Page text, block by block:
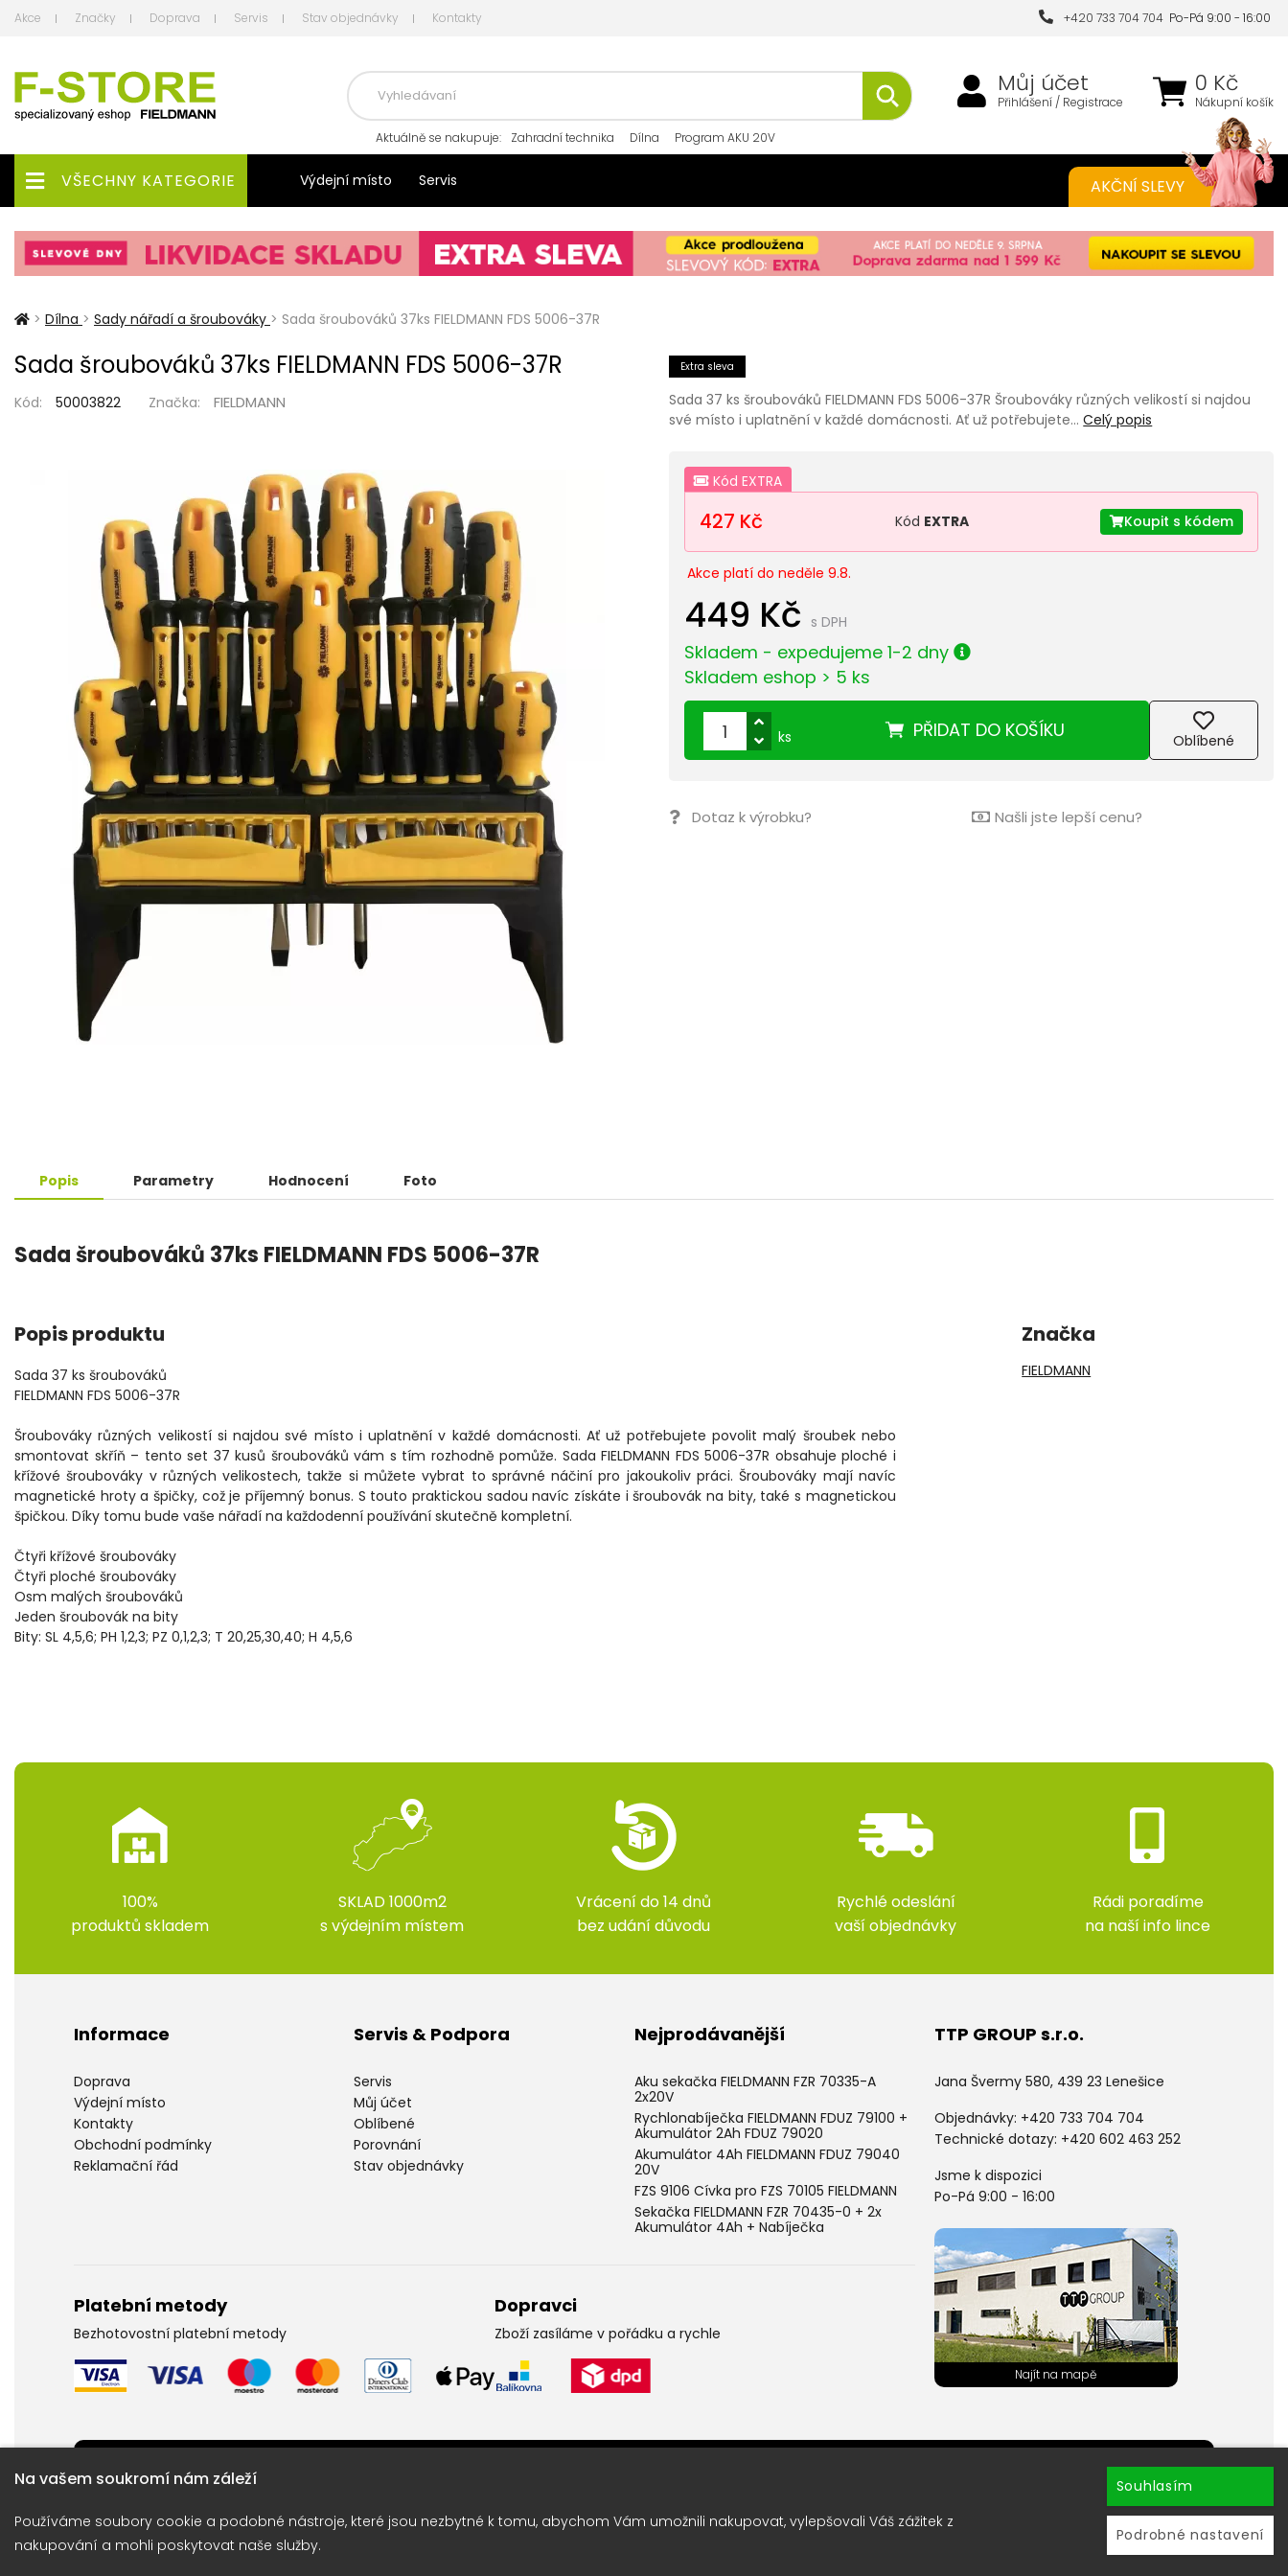
Akce Značky Doprava Servis Stav objednávky Kontakty +420 733 704 704 Po-Pá 9:00 - 16:00
0 Kč
Nákupní košík
Můj účet
Přihlášení / Registrace
Aktuálně se nakupuje: Zahradní technika Dílna Program AKU 20V
VŠECHNY KATEGORIE Výdejní místo Servis AKČNÍ SLEVY
> Dílna > Sady nářadí a šroubováky > Sada šroubováků 37ks FIELDMANN FDS 5006-37R
Sada šroubováků 37ks FIELDMANN FDS 5006-37R
Kód: 50003822 Značka: FIELDMANN
Extra sleva
Sada 37 ks šroubováků FIELDMANN FDS 5006-37R Šroubováky různých velikostí si najdou
své místo i uplatnění v každé domácnosti. Ať už potřebujete…Celý popis
Kód EXTRA
427 Kč Kód EXTRA Koupit s kódem
Akce platí do neděle 9.8.
449 Kč s DPH
Skladem - expedujeme 1-2 dny
Skladem eshop > 5 ks
PŘIDAT DO KOŠÍKU
ks Oblíbené
Dotaz k výrobku? Našli jste lepší cenu?
Popis Parametry Hodnocení Foto
Sada šroubováků 37ks FIELDMANN FDS 5006-37R
Popis produktu
Sada 37 ks šroubováků
FIELDMANN FDS 5006-37R
Šroubováky různých velikostí si najdou své místo i uplatnění v každé domácnosti. Ať už potřebujete povolit malý šroubek nebo
smontovat skříň – tento set 37 kusů šroubováků vám s tím rozhodně pomůže. Sada FIELDMANN FDS 5006-37R obsahuje ploché i
křížové šroubováky v různých velikostech, takže si můžete vybrat to správné náčiní pro jakoukoliv práci. Šroubováky mají navíc
magnetické hroty a špičky, což je příjemný bonus. S touto praktickou sadou navíc získáte i šroubovák na bity, také s magnetickou
špičkou. Díky tomu bude vaše nářadí na každodenní používání skutečně kompletní.
Čtyři křížové šroubováky
Čtyři ploché šroubováky
Osm malých šroubováků
Jeden šroubovák na bity
Bity: SL 4,5,6; PH 1,2,3; PZ 0,1,2,3; T 20,25,30,40; H 4,5,6
Značka
FIELDMANN
100%
produktů skladem
SKLAD 1000m2
s výdejním místem
Vrácení do 14 dnů
bez udání důvodu
Rychlé odeslání
vaší objednávky
Rádi poradíme
na naší info lince
Informace
Doprava
Výdejní místo
Kontakty
Obchodní podmínky
Reklamační řád
Servis & Podpora
Servis
Můj účet
Oblíbené
Porovnání
Stav objednávky
Nejprodávanější
Aku sekačka FIELDMANN FZR 70335-A
2x20V
Rychlonabíječka FIELDMANN FDUZ 79100 +
Akumulátor 2Ah FDUZ 79020
Akumulátor 4Ah FIELDMANN FDUZ 79040
20V
FZS 9106 Cívka pro FZS 70105 FIELDMANN
Sekačka FIELDMANN FZR 70435-0 + 2x
Akumulátor 4Ah + Nabíječka
Platební metody
Bezhotovostní platební metody
Dopravci
Zboží zasíláme v pořádku a rychle
TTP GROUP s.r.o.
Jana Švermy 580, 439 23 Lenešice
Objednávky: +420 733 704 704
Technické dotazy: +420 602 463 252
Jsme k dispozici
Po-Pá 9:00 - 16:00
Potřebujete poradit ?
Na vašem soukromí nám záleží
Používáme soubory cookie a podobné nástroje, které jsou nezbytné k tomu, abychom Vám umožnili nakupovat, vylepšovali Váš zážitek z
nakupování a mohli poskytovat naše služby.
Souhlasím
Podrobné nastavení